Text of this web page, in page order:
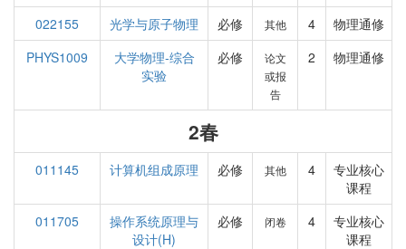
022155 光学与原子物理 必修 其他 4
物理通修
PHYS1009
大学物理-综合
实验
必修
论文
或报
告
2 物理通修
2春
011145 计算机组成原理 必修 其他 4
专业核心
课程
011705
操作系统原理与
设计(H)
必修 闭卷 4
专业核心
课程